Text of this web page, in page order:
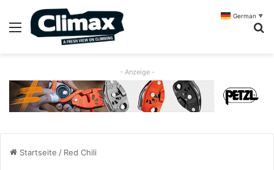
Menü
- Anzeige -
Startseite / Red Chili
German ▼